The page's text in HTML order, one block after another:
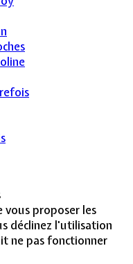
vous proposer les
déclinez l'utilisation
ne pas fonctionner